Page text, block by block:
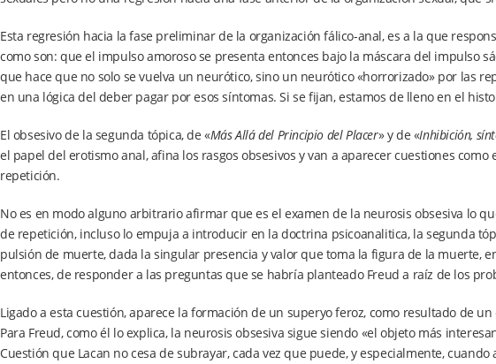
Esta regresión hacia la fase preliminar de la organización fálico-anal, es a la que
como son: que el impulso amoroso se presenta entonces bajo la máscara del impulso
que hace que no solo se vuelva un neurótico, sino un neurótico «horrorizado» por las
en una lógica del deber pagar por esos síntomas. Si se fijan, estamos de lleno en el
El obsesivo de la segunda tópica, de «Más Allá del Principio del Placer» y de «Inhibición,
el papel del erotismo anal, afina los rasgos obsesivos y van a aparecer cuestiones
repetición.
No es en modo alguno arbitrario afirmar que es el examen de la neurosis obsesiva lo
de repetición, incluso lo empuja a introducir en la doctrina psicoanalitica, la segunda
pulsión de muerte, dada la singular presencia y valor que toma la figura de la muerte,
entonces, de responder a las preguntas que se habría planteado Freud a raíz de los
Ligado a esta cuestión, aparece la formación de un superyo feroz, como resultado de
Para Freud, como él lo explica, la neurosis obsesiva sigue siendo «el objeto más
Cuestión que Lacan no cesa de subrayar, cada vez que puede, y especialmente,